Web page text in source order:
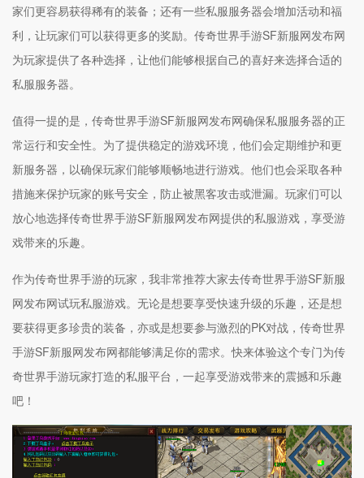
家们更容易获得稀有的装备；还有一些私服服务器会增加活动和福
利，让玩家们可以获得更多的奖励。传奇世界手游SF新服网发布网
为玩家提供了各种选择，让他们能够根据自己的喜好来选择合适的
私服服务器。
值得一提的是，传奇世界手游SF新服网发布网确保私服服务器的正
常运行和安全性。为了提供稳定的游戏环境，他们会定期维护和更
新服务器，以确保玩家们能够顺畅地进行游戏。他们也会采取各种
措施来保护玩家的账号安全，防止被黑客攻击或泄漏。玩家们可以
放心地选择传奇世界手游SF新服网发布网提供的私服游戏，享受游
戏带来的乐趣。
作为传奇世界手游的玩家，我非常推荐大家去传奇世界手游SF新服
网发布网试玩私服游戏。无论是想要享受快速升级的乐趣，还是想
要获得更多珍贵的装备，亦或是想要参与激烈的PK对战，传奇世界
手游SF新服网发布网都能够满足你的需求。快来体验这个专门为传
奇世界手游玩家打造的私服平台，一起享受游戏带来的震撼和乐趣
吧！